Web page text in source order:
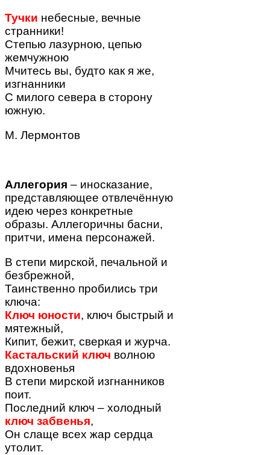
Тучки небесные, вечные
странники!
Степью лазурною, цепью
жемчужною
Мчитесь вы, будто как я же,
изгнанники
С милого севера в сторону
южную.
М. Лермонтов
Аллегория – иносказание,
представляющее отвлечённую
идею через конкретные
образы. Аллегоричны басни,
притчи, имена персонажей.
В степи мирской, печальной и
безбрежной,
Таинственно пробились три
ключа:
Ключ юности, ключ быстрый и
мятежный,
Кипит, бежит, сверкая и журча.
Кастальский ключ волною
вдохновенья
В степи мирской изгнанников
поит.
Последний ключ – холодный
ключ забвенья,
Он слаще всех жар сердца
утолит.